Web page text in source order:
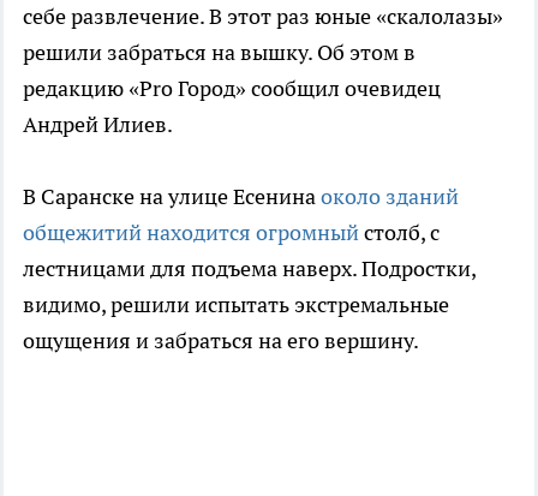
себе развлечение. В этот раз юные «скалолазы»
решили забраться на вышку. Об этом в
редакцию «Pro Город» сообщил очевидец
Андрей Илиев.
В Саранске на улице Есенинаоколо зданий
общежитий находится огромныйстолб, с
лестницами для подъема наверх. Подростки,
видимо, решили испытать экстремальные
ощущения и забраться на его вершину.